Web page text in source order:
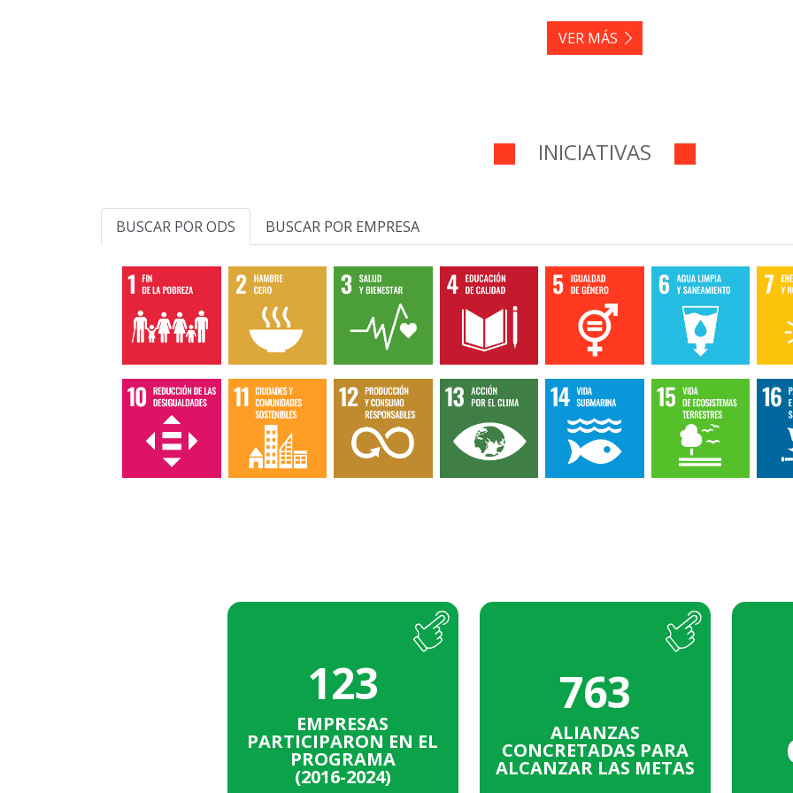
VER MÁS
INICIATIVAS
BUSCAR POR ODS BUSCAR POR EMPRESA
123
EMPRESAS
PARTICIPARON EN EL
PROGRAMA
(2016-2024)
986
INICIATIVAS TOTALES
113
763
ALIANZAS
CONCRETADAS PARA
ALCANZAR LAS METAS
PRIVADA
PÚBLICA
OSC
ACADÉMICAS
18%